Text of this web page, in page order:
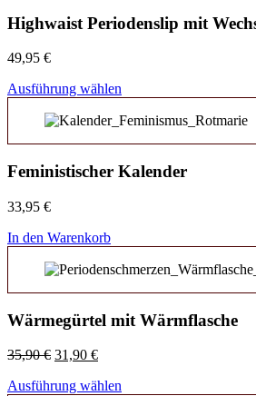
Highwaist Periodenslip mit
49,95 €
Ausführung wählen
Feministischer Kalender
33,95 €
In den Warenkorb
Wärmegürtel mit Wärmflasche
35,90€ Ursprünglicher
war:
31,90 €Aktueller
ist:
Ausführung wählen